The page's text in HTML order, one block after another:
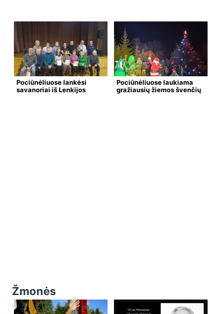
Pociūnėliuose lankėsi
savanoriai iš Lenkijos
Pociūnėliuose laukiama
gražiausių žiemos švenčių
Žmonės